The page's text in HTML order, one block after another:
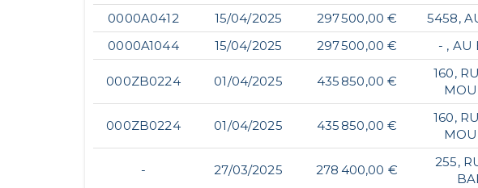
0000A0412 15/04/2025 297 500,00 € 5458,
0000A1044
15/04/2025 297 500,00 € - , AU
000ZB0224 01/04/2025 435 850,00 €
160,
000ZB0224 01/04/2025 435 850,00 €
160,
- 27/03/2025 278 400,00 €
255,